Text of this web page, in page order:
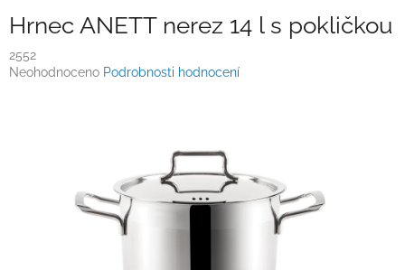
Hrnec ANETT nerez 14 l s pokličkou
2552
Průměrné
Neohodnoceno Podrobnosti hodnocení